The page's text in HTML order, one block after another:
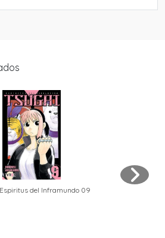
del Inframundo 09